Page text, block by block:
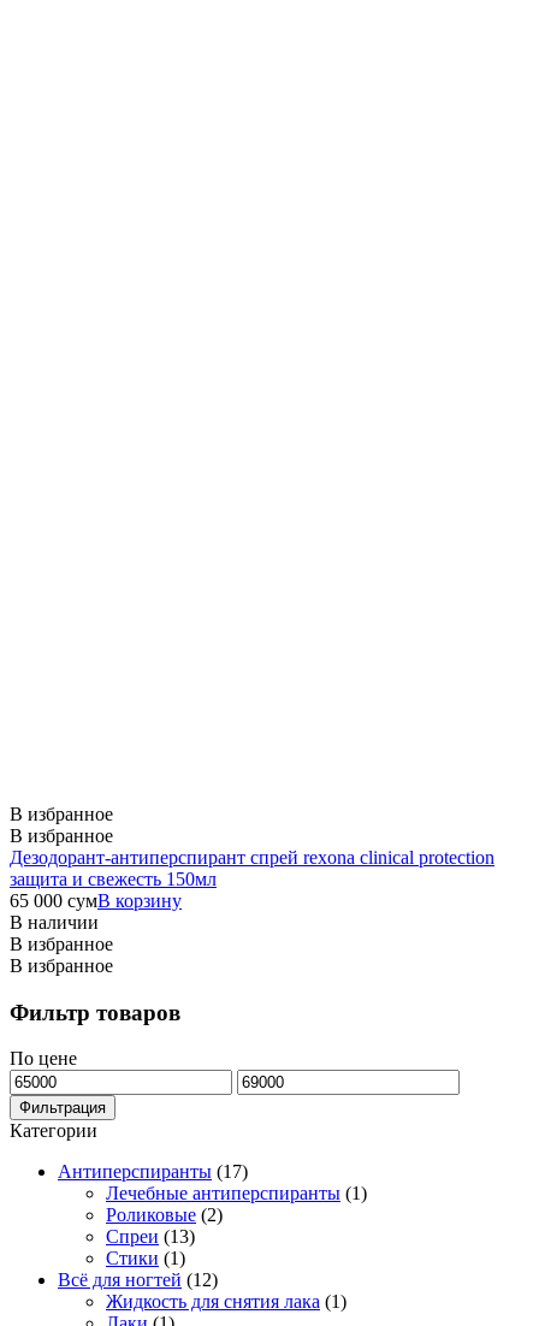
В избранное
В избранное
Дезодорант-антиперспирант спрей rexona clinical protection
защита и свежесть 150мл
65 000 сумВ корзину
В наличии
В избранное
В избранное
Фильтр товаров
По цене
Минимальная
цена
Максимальная
цена
Фильтрация
Категории
Антиперспиранты (17)
Лечебные антиперспиранты (1)
Роликовые (2)
Спреи (13)
Стики (1)
Всё для ногтей (12)
Жидкость для снятия лака (1)